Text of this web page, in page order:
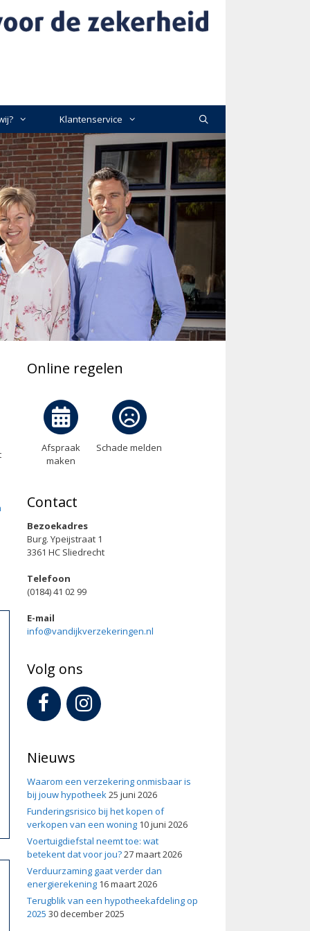
Klantenservice
HashLucky Casinoover bescherming als bewuste keuze. In de
zekerheid als fundament. Net zoals verzekeringen structuur bieden
perspectief op planning en voorspelbaarheid. Door risico’s
Online regelen
Afspraak
maken
Schade melden
Contact
Bezoekadres
Burg. Ypeijstraat 1
3361 HC Sliedrecht
Telefoon
(0184) 41 02 99
E-mail
info@vandijkverzekeringen.nl
Volg ons
Nieuws
Waarom een verzekering onmisbaar is
bij jouw hypotheek25 juni 2026
Funderingsrisico bij het kopen of
verkopen van een woning 10 juni 2026
Voertuigdiefstal neemt toe: wat
betekent dat voor jou?27 maart 2026
Verduurzaming gaat verder dan
energierekening 16 maart 2026
Terugblik van een hypotheekafdeling op
2025 30 december 2025